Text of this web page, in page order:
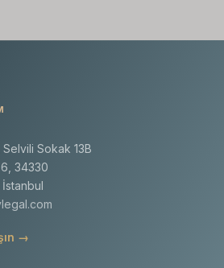
Sokak 13B
6, 34330
→